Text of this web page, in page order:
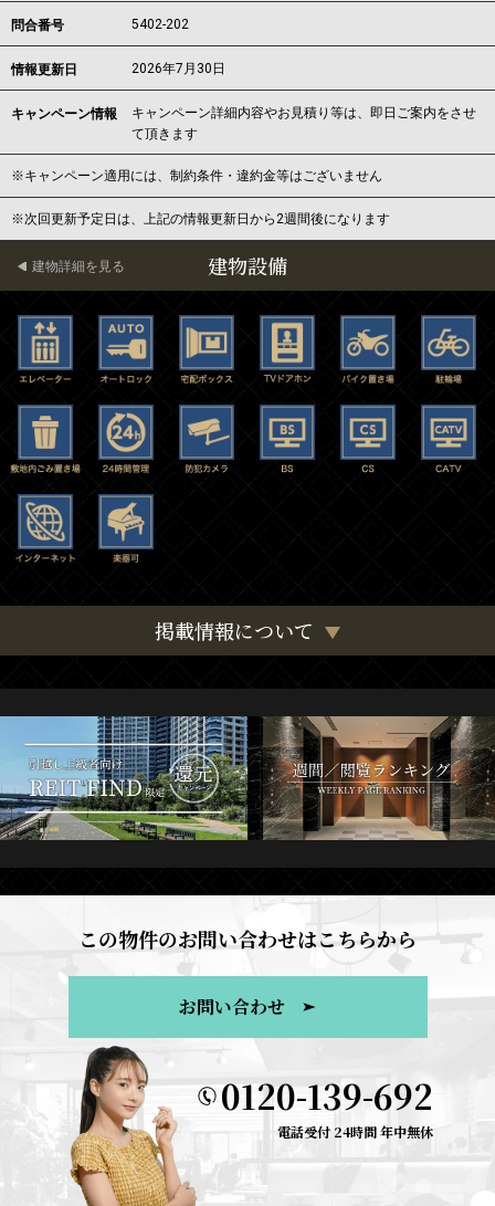
問合番号 5402-202
情報更新日 2026年7月30日
キャンペーン情報
キャンペーン詳細内容やお見積り等は、即日ご案内をさせ
て頂きます
※キャンペーン適用には、制約条件・違約金等はございません
※次回更新予定日は、上記の情報更新日から2週間後になります
建物設備
建物詳細を見る
掲載情報について
この物件のお問い合わせはこちらから
お問い合わせ
0120-139-692
電話受付 24時間 年中無休